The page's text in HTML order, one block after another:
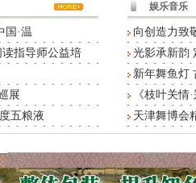
国·温
指导师公益培
展
五粮液
娱乐音乐
向创造力致
光影承新韵
新年舞鱼灯
《枝叶关
天津舞博会